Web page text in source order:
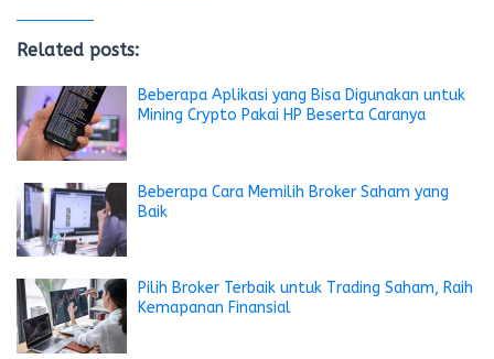
Related posts:
Beberapa Aplikasi yang Bisa Digunakan untuk
Mining Crypto Pakai HP Beserta Caranya
Beberapa Cara Memilih Broker Saham yang
Baik
Pilih Broker Terbaik untuk Trading Saham, Raih
Kemapanan Finansial